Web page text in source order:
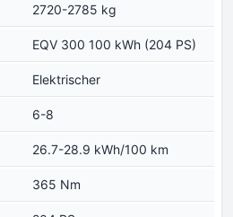
2720-2785 kg
EQV 300 100 kWh (204 PS)
Elektrischer
6-8
26.7-28.9 kWh/100 km
365 Nm